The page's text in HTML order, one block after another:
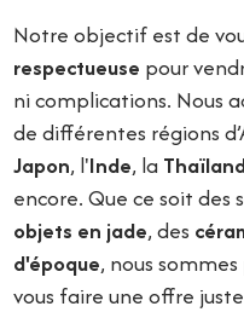
Notre objectif est de
respectueuse pour
ni complications. Nous
de différentes régions
Japon, l'Inde, la
encore. Que ce soit des
objets en jade, des
d'époque, nous
vous faire une offre